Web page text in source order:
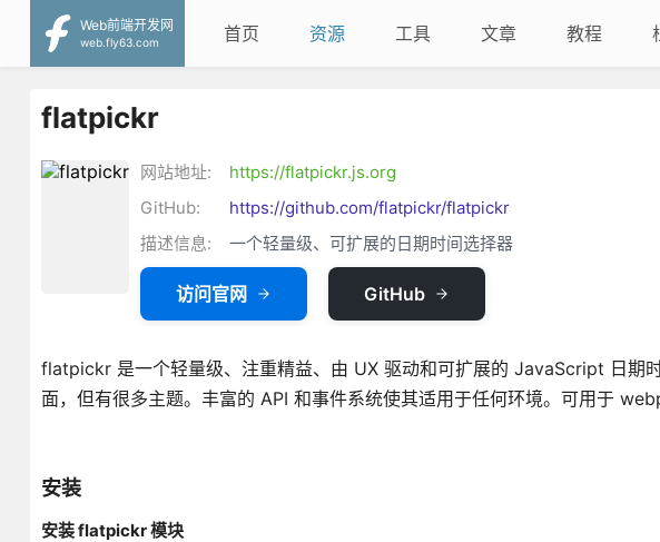
Web前端开发网
web.fly63.com
首页 资源 工具 文章 教程
flatpickr
网站地址:
https://flatpickr.js.org
GitHub:
https://github.com/flatpickr/flatpickr
描述信息:
一个轻量级、可扩展的日期时间选择器
访问官网 GitHub
flatpickr 是一个轻量级、注重精益、由 UX 驱动和可扩展的 JavaScript 日期
面，但有很多主题。丰富的 API 和事件系统使其适用于任何环境。可用于
安装
安装 flatpickr 模块